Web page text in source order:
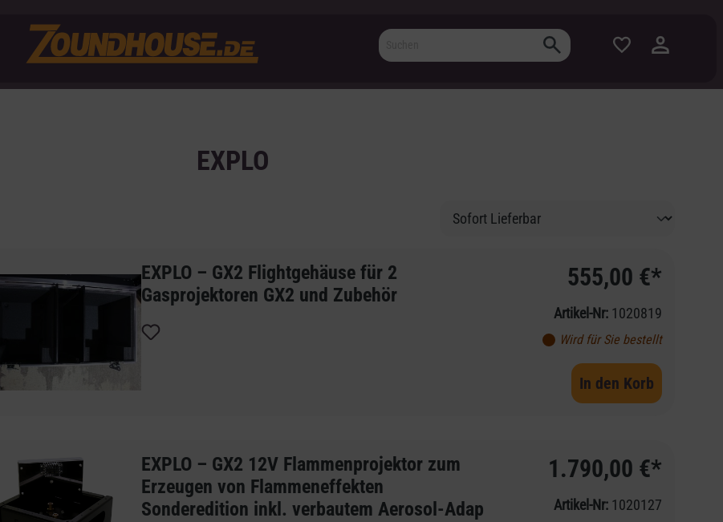
EXPLO
EXPLO – GX2 Flightgehäuse für 2
Gasprojektoren GX2 und Zubehör
555,00 €*
Artikel-Nr: 1020819
Wird für Sie bestellt
In den Korb
EXPLO – GX2 12V Flammenprojektor zum
Erzeugen von Flammeneffekten
Sonderedition inkl. verbautem Aerosol-Adap
1.790,00 €*
Artikel-Nr: 1020127